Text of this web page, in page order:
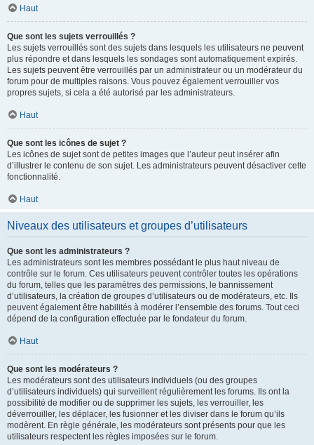
Haut
Que sont les sujets verrouillés ?
Les sujets verrouillés sont des sujets dans lesquels les utilisateurs ne peuvent
plus répondre et dans lesquels les sondages sont automatiquement expirés.
Les sujets peuvent être verrouillés par un administrateur ou un modérateur du
forum pour de multiples raisons. Vous pouvez également verrouiller vos
propres sujets, si cela a été autorisé par les administrateurs.
Haut
Que sont les icônes de sujet ?
Les icônes de sujet sont de petites images que l’auteur peut insérer afin
d’illustrer le contenu de son sujet. Les administrateurs peuvent désactiver cette
fonctionnalité.
Haut
Niveaux des utilisateurs et groupes d’utilisateurs
Que sont les administrateurs ?
Les administrateurs sont les membres possédant le plus haut niveau de
contrôle sur le forum. Ces utilisateurs peuvent contrôler toutes les opérations
du forum, telles que les paramètres des permissions, le bannissement
d’utilisateurs, la création de groupes d’utilisateurs ou de modérateurs, etc. Ils
peuvent également être habilités à modérer l’ensemble des forums. Tout ceci
dépend de la configuration effectuée par le fondateur du forum.
Haut
Que sont les modérateurs ?
Les modérateurs sont des utilisateurs individuels (ou des groupes
d’utilisateurs individuels) qui surveillent régulièrement les forums. Ils ont la
possibilité de modifier ou de supprimer les sujets, les verrouiller, les
déverrouiller, les déplacer, les fusionner et les diviser dans le forum qu’ils
modèrent. En règle générale, les modérateurs sont présents pour que les
utilisateurs respectent les règles imposées sur le forum.